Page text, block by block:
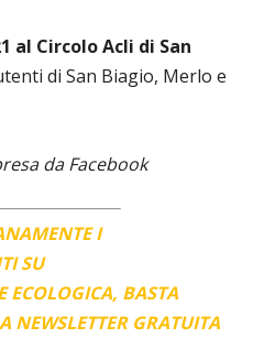
al Circolo Acli di San
di San Biagio, Merlo e
da Facebook
I
SU
ECOLOGICA, BASTA
NEWSLETTER GRATUITA